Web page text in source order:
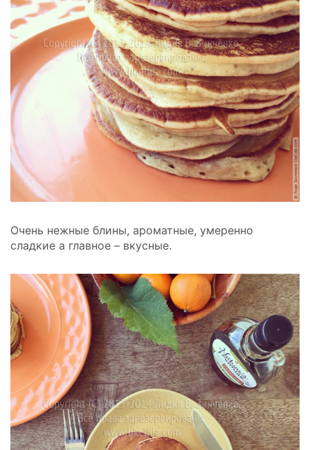
Очень нежные блины, ароматные, умеренно
сладкие а главное – вкусные.